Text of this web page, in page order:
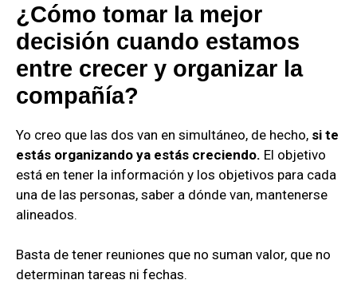
¿Cómo tomar la mejor
decisión cuando estamos
entre crecer y organizar la
compañía?
Yo creo que las dos van en simultáneo, de hecho, si te
estás organizando ya estás creciendo. El objetivo
está en tener la información y los objetivos para cada
una de las personas, saber a dónde van, mantenerse
alineados.
Basta de tener reuniones que no suman valor, que no
determinan tareas ni fechas.